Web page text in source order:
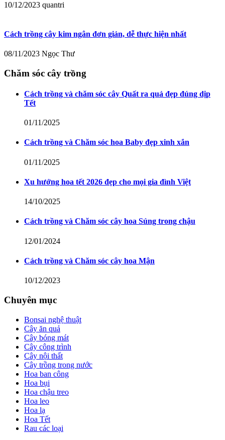
10/12/2023 quantri
Cách trồng cây kim ngân đơn giản, dễ thực hiện nhất
08/11/2023 Ngọc Thư
Chăm sóc cây trồng
Cách trồng và chăm sóc cây Quất ra quả đẹp đúng dịp
Tết
01/11/2025
Cách trồng và Chăm sóc hoa Baby đẹp xinh xắn
01/11/2025
Xu hướng hoa tết 2026 đẹp cho mọi gia đình Việt
14/10/2025
Cách trồng và Chăm sóc cây hoa Súng trong chậu
12/01/2024
Cách trồng và Chăm sóc cây hoa Mận
10/12/2023
Chuyên mục
Bonsai nghệ thuật
Cây ăn quả
Cây bóng mát
Cây công trình
Cây nội thất
Cây trồng trong nước
Hoa ban công
Hoa bụi
Hoa chậu treo
Hoa leo
Hoa lạ
Hoa Tết
Rau các loại